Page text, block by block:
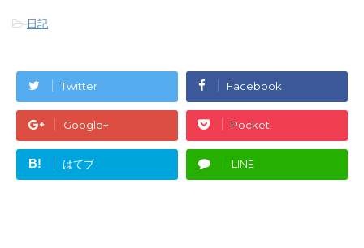
-日記
Twitter Facebook
Google+ Pocket
B! はてブ LINE